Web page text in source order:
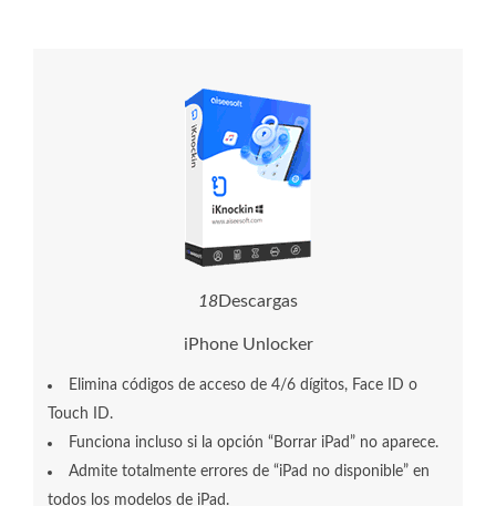
18Descargas
iPhone Unlocker
Elimina códigos de acceso de 4/6 dígitos, Face ID o
Touch ID.
Funciona incluso si la opción “Borrar iPad” no aparece.
Admite totalmente errores de “iPad no disponible” en
todos los modelos de iPad.